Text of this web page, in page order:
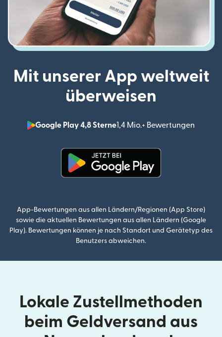
Mit unserer App weltweit
überweisen
Google Play 4,8 Sterne1,4 Mio.+ Bewertungen
App-Bewertungen aus allen Ländern/Regionen (App Store)
sowie die aktuellen Bewertungen aus allen Ländern (Google
Play). Bewertungen können je nach Standort und Gerätetyp des
Benutzers abweichen.
Lokale Zustellmethoden
beim Geldversand aus